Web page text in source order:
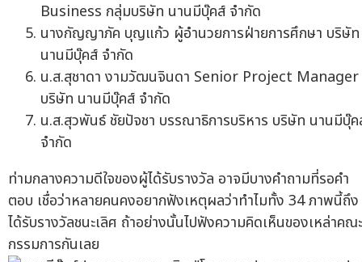
Business กลุ่มบริษัท นานมีบุ๊คส์ จำกัด
นางกัญญาภัค บุญแก้ว ผู้อำนวยการฝ่ายการศึกษา บริษัท
นานมีบุ๊คส์ จำกัด
น.ส.สุชาดา งามวัฒนจินดา Senior Project Manager
บริษัท นานมีบุ๊คส์ จำกัด
น.ส.สุวพันธ์ ชัยปัจชา บรรณาธิการบริหาร บริษัท นานมีบุ๊
จำกัด
ท่ามกลางความดีใจของผู้ได้รับรางวัล อาจมีบางคำถามที่รอคำ
ตอบ เชื่อว่าหลายคนคงอยากฟังเหตุผลว่าทำไมทั้ง 34 ภาพนี้ถึง
ได้รับรางวัลชนะเลิศ ถ้าอย่างนั้นไปฟังความคิดเห็นของเหล่าคณะ
กรรมการกันเลย